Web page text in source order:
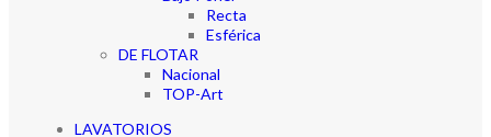
Recta
Esférica
DE FLOTAR
Nacional
TOP-Art
LAVATORIOS